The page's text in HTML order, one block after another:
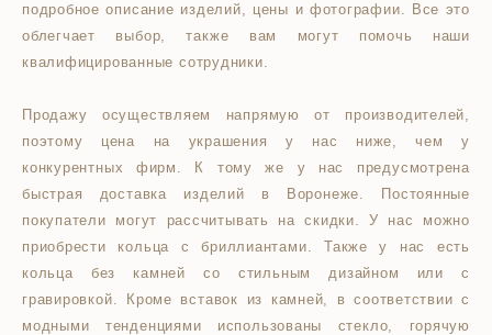
подробное описание изделий, цены и фотографии. Все это
облегчает выбор, также вам могут помочь наши
квалифицированные сотрудники.
Продажу осуществляем напрямую от производителей,
поэтому цена на украшения у нас ниже, чем у
конкурентных фирм. К тому же у нас предусмотрена
быстрая доставка изделий в Воронеже. Постоянные
покупатели могут рассчитывать на скидки. У нас можно
приобрести кольца с бриллиантами. Также у нас есть
кольца без камней со стильным дизайном или с
гравировкой. Кроме вставок из камней, в соответствии с
модными тенденциями использованы стекло, горячую